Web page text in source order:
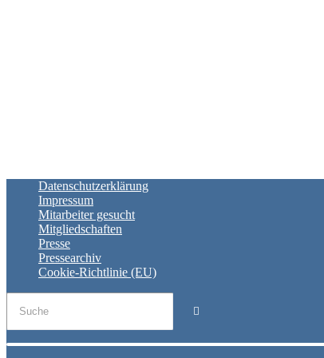
Datenschutzerklärung
Impressum
Mitarbeiter gesucht
Mitgliedschaften
Presse
Pressearchiv
Cookie-Richtlinie (EU)